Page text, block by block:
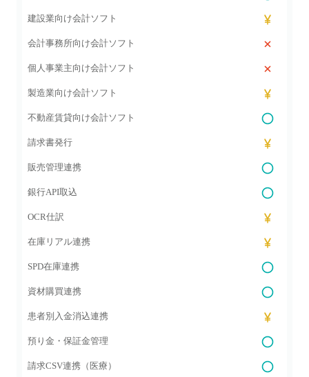
建設業向け会計ソフト
会計事務所向け会計ソフト
個人事業主向け会計ソフト
製造業向け会計ソフト
不動産賃貸向け会計ソフト
請求書発行
販売管理連携
銀行API取込
OCR仕訳
在庫リアル連携
SPD在庫連携
資材購買連携
患者別入金消込連携
預り金・保証金管理
請求CSV連携（医療）